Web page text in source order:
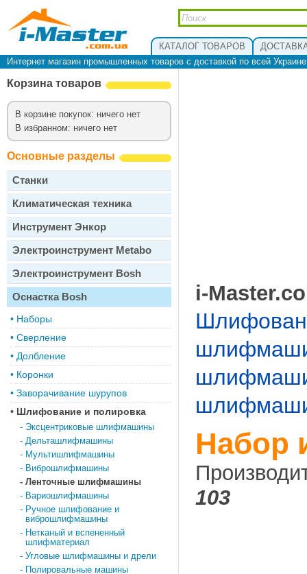
КАТАЛОГ ТОВАРОВ
Интернет магазин промышленных товаров с доставкой по всей
Корзина товаров
В корзине покупок: ничего нет
В избранном: ничего нет
Основные разделы
Станки
Климатическая техника
Инструмент Энкор
Электроинструмент Metabo
Электроинструмент Bosh
Оснастка Bosh
• Наборы
• Сверление
• Долбление
• Коронки
• Заворачивание шурупов
• Шлифование и полировка
- Эксцентриковые шлифмашины
- Дельташлифмашины
- Мультишлифмашины
- Виброшлифмашины
- Ленточные шлифмашины
- Вариошлифмашины
- Ручное шлифование и
виброшлифмашины
- Нетканый и вспененный
шлифматериал
- Угловые шлифмашины и дрели
- Полировальные машины
i-
Набор
103